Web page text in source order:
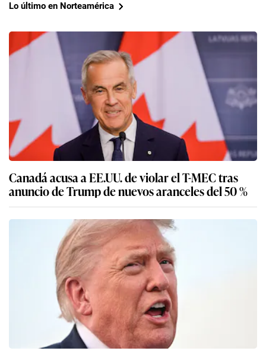
Lo último en Norteamérica
Canadá acusa a EE.UU. de violar el T-MEC tras
anuncio de Trump de nuevos aranceles del 50 %